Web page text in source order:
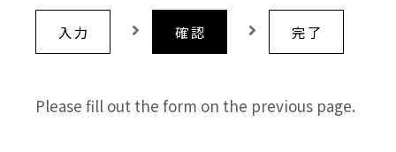
入 力 確 認 完 了
Please fill out the form on the previous page.